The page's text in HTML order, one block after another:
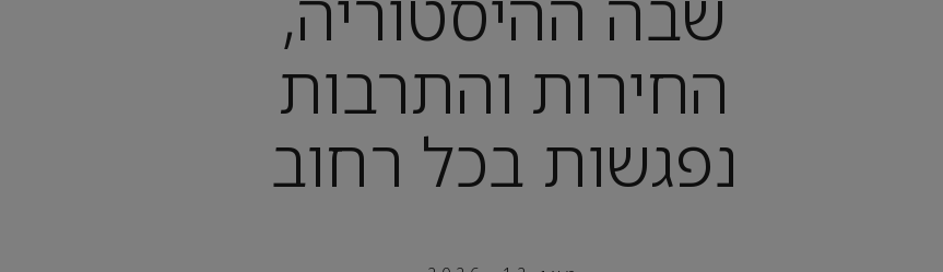
החירות והתרבות
נפגשות בכל רחוב